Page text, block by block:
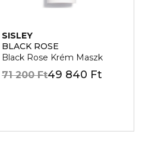
SISLEY
BLACK ROSE
Black Rose Krém Maszk
49 840 Ft
71 200 Ft